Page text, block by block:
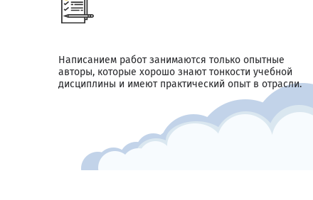
Написанием работ занимаются только опытные
авторы, которые хорошо знают тонкости учебной
дисциплины и имеют практический опыт в отрасли.